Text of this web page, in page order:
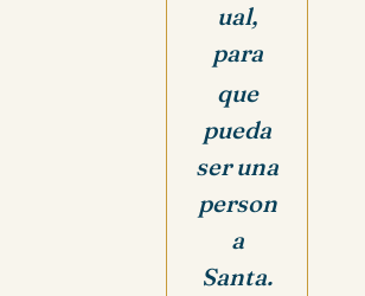
ual,
para
que
pueda
ser una
person
a
Santa.